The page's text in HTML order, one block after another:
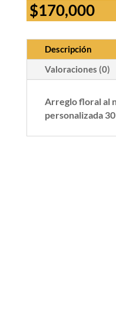
$170,000
Descripción
Valoraciones (0)
Arreglo floral al
personalizada 30